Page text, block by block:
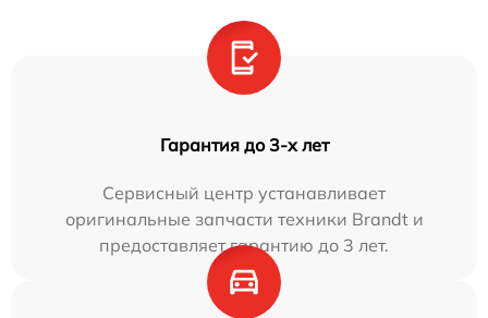
Гарантия до 3-х лет
Сервисный центр устанавливает
оригинальные запчасти техники Brandt и
предоставляет гарантию до 3 лет.